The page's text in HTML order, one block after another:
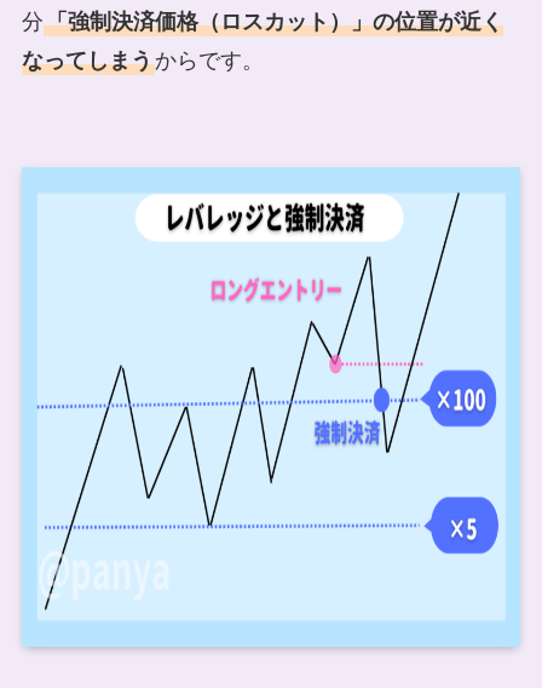
分「強制決済価格（ロスカット）」の位置が近く
なってしまうからです。